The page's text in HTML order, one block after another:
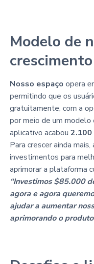
Modelo de
crescimento
Nosso espaço opera
permitindo que os
gratuitamente, com a
por meio de um
aplicativo acabou
Para crescer ainda
investimentos para
aprimorar a plataforma
“Investimos $85.000
agora e agora
ajudar a aumentar
aprimorando o